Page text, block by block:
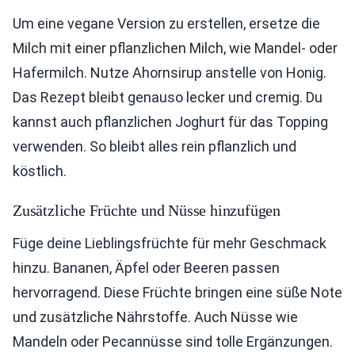
Um eine vegane Version zu erstellen, ersetze die
Milch mit einer pflanzlichen Milch, wie Mandel- oder
Hafermilch. Nutze Ahornsirup anstelle von Honig.
Das Rezept bleibt genauso lecker und cremig. Du
kannst auch pflanzlichen Joghurt für das Topping
verwenden. So bleibt alles rein pflanzlich und
köstlich.
Zusätzliche Früchte und Nüsse hinzufügen
Füge deine Lieblingsfrüchte für mehr Geschmack
hinzu. Bananen, Äpfel oder Beeren passen
hervorragend. Diese Früchte bringen eine süße Note
und zusätzliche Nährstoffe. Auch Nüsse wie
Mandeln oder Pecannüsse sind tolle Ergänzungen.